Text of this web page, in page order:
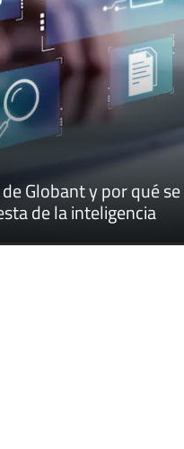
Globant y por qué se
de la inteligencia